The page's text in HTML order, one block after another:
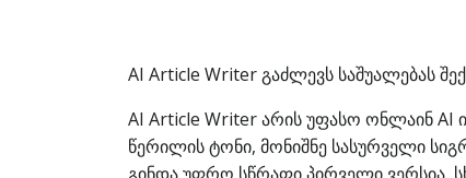
AI Article Writer გაძლევს საშუალებას
AI Article Writer არის უფასო ონლაინ AI
წერილის ტონი, მონიშნე სასურველი